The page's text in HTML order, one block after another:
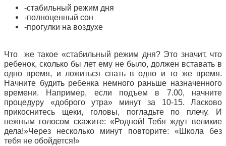
-стабильный режим дня
-полноценный сон
-прогулки на воздухе
Что же такое «стабильный режим дня? Это значит, что
ребенок, сколько бы лет ему не было, должен вставать в
одно время, и ложиться спать в одно и то же время.
Начните будить ребенка немного раньше назначенного
времени. Например, если подъем в 7.00, начните
процедуру «доброго утра» минут за 10-15. Ласково
прикоснитесь щеки, головы, погладьте по плечу. И
нежным голосом скажите: «Родной! Тебя ждут великие
дела!»Через несколько минут повторите: «Школа без
тебя не обойдется!»